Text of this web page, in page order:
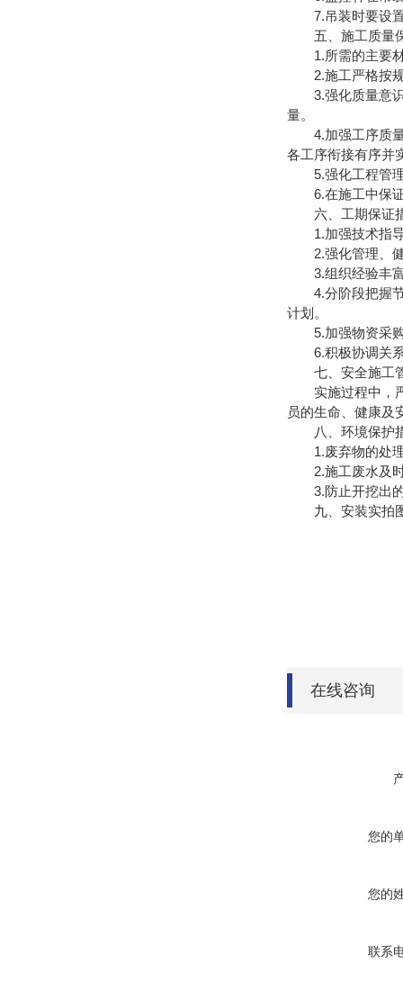
7.吊装时要设置
五、施工质量
1.所需的主要材
2.施工严格按规
3.强化质量意识
量。
4.加强工序质量
各工序衔接有序并
5.强化工程管理
6.在施工中保证
六、工期保证
1.加强技术指导
2.强化管理、健
3.组织经验丰富
4.分阶段把握节
计划。
5.加强物资采购
6.积极协调关系
七、安全施工
实施过程中，严
员的生命、健康及
八、环境保护
1.废弃物的处理:
2.施工废水及时
3.防止开挖出的
九、安装实拍
在线咨询
您的
您的
联系